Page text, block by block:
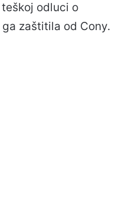
odluci o
zaštitila od Cony.